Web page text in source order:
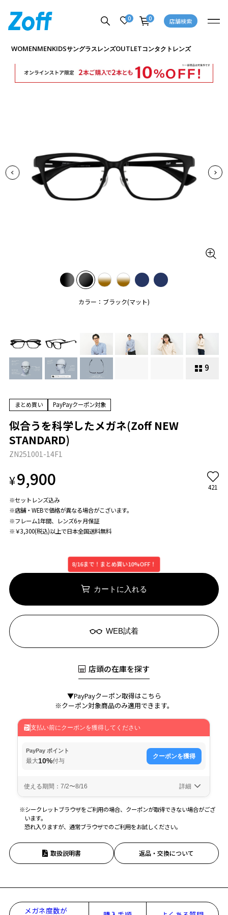
0 0 店舗検索
WOMENMENKIDSサングラスレンズOUTLETコンタクトレンズ
カラー：ブラック(マット)
9
商品詳細ページへ
まとめ買い PayPayクーポン対象
似合うを科学したメガネ(Zoff NEW
STANDARD)
ZN251001-14F1
¥9,900
421
※セットレンズ込み
※店舗・WEBで価格が異なる場合がこざいます。
※フレーム1年間、レンズ6ヶ月保証
※￥3,300(税込)以上で日本全国送料無料
8/16まで！まとめ買い10%OFF！
カートに入れる
WEB試着
店頭の在庫を探す
▼PayPayクーポン取得はこちら
※クーポン対象商品のみ適用できます。
※シークレットブラウザをご利用の場合、クーポンが取得できない場合がござ
います。
恐れ入りますが、通常ブラウザでのご利用をお試しください。
取扱説明書 返品・交換について
メガネ度数が